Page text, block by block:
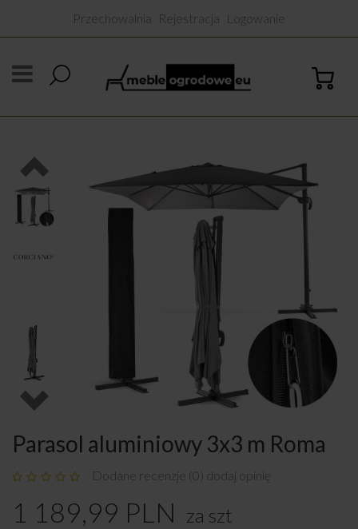
Przechowalnia Rejestracja Logowanie
Parasol aluminiowy 3x3 m Roma
Dodane recenzje (0) dodaj opinię
1 189,99 PLN za szt